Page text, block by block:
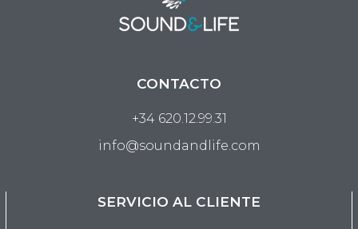
CONTACTO
+34 620.12.99.31
info@soundandlife.com
SERVICIO AL CLIENTE